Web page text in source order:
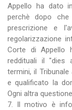
Appello ha dato
perchè dopo che
prescrizione e
regolarizzazione
Corte di Appello
reddituali il "dies
termini, il
e qualificato la
Ogni altra
7. Il motivo è